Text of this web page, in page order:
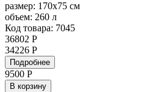
размер: 170x75 см
объем: 260 л
Код товара: 7045
36802 Р
34226 Р
Подробнее
9500 Р
В корзину